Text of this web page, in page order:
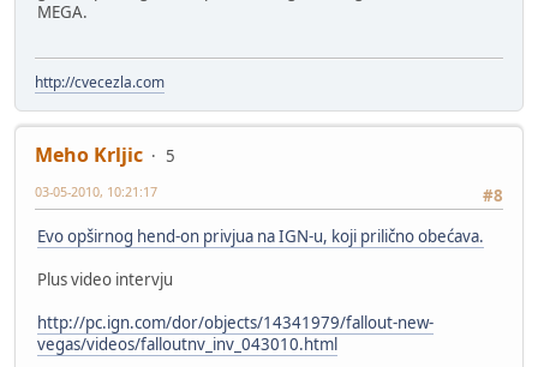
MEGA.
http://cvecezla.com
Meho Krljic
5
#8
03-05-2010, 10:21:17
Evo opširnog hend-on privjua na IGN-u, koji prilično obećava.
Plus video intervju
http://pc.ign.com/dor/objects/14341979/fallout-new-
vegas/videos/falloutnv_inv_043010.html